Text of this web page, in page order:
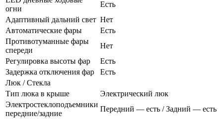
огни
Есть
Адаптивный дальний свет Нет
Автоматические фары
Есть
Противотуманные фары
спереди
Нет
Регулировка высоты фар
Есть
Задержка отключения фар
Есть
Люк / Стекла
Тип люка в крыше
Электрический люк
Электростеклоподъемники
передние/задние
Передний — есть / Задний — есть